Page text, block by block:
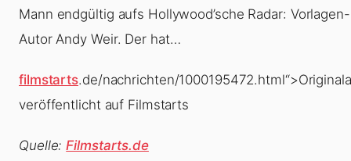
Mann endgültig aufs Hollywood’sche Radar: Vorlagen-
Autor Andy Weir. Der hat…
filmstarts.de/nachrichten/
veröffentlicht auf Filmstarts
Quelle:Filmstarts.de